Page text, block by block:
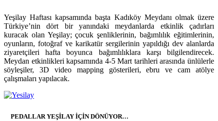
Yeşilay Haftası kapsamında başta Kadıköy Meydanı olmak üzere
Türkiye’nin dört bir yanındaki meydanlarda etkinlik çadırları
kuracak olan Yeşilay; çocuk şenliklerinin, bağımlılık eğitimlerinin,
oyunların, fotoğraf ve karikatür sergilerinin yapıldığı dev alanlarda
ziyaretçileri hafta boyunca bağımlılıklara karşı bilgilendirecek.
Meydan etkinlikleri kapsamında 4-5 Mart tarihleri arasında ünlülerle
söyleşiler, 3D video mapping gösterileri, ebru ve cam atölye
çalışmaları yapılacak.
PEDALLAR YEŞİLAY İÇİN DÖNÜYOR…